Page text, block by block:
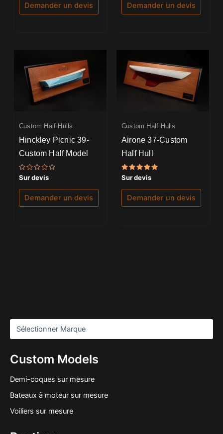
Custom Models
Demi-coques sur mesure
Bateaux à moteur sur mesure
Voiliers sur mesure
Demander un devis Demander un devis
Custom Half Hulls
Hinckley Picnic 39-
Custom Half Model
Note
0
sur
Sur devis
Demander un devis
Custom Half Hulls
Airone 37-Custom
Half Hull
Note
5.00
sur 5
Sur devis
Demander un devis